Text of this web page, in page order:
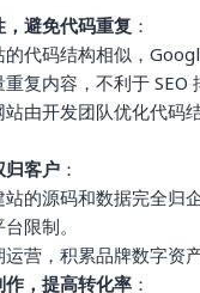
避免代码重复 ：
的代码结构相似，
复内容，不利于 SEO
站由开发团队优化代码
归客户 ：
站的源码和数据完全归
限制。
营，积累品牌数字资产
作，提高转化率 ：